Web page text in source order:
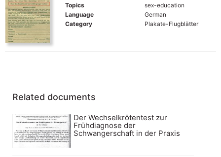
Topics
sex-education
Language
German
Category
Plakate-Flugblätter
Related documents
Der Wechselkrötentest zur
Frühdiagnose der
Schwangerschaft in der Praxis